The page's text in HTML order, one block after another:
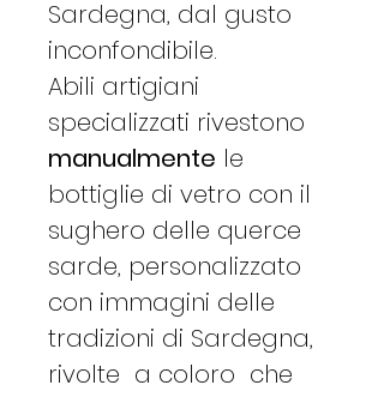
Sardegna, dal gusto
inconfondibile.
Abili artigiani
specializzati rivestono
manualmente le
bottiglie di vetro con il
sughero delle querce
sarde, personalizzato
con immagini delle
tradizioni di Sardegna,
rivolte a coloro che